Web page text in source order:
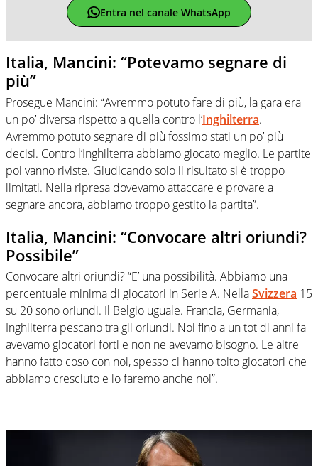
Entra nel canale WhatsApp
Italia, Mancini: “Potevamo segnare di
più”
Prosegue Mancini: “Avremmo potuto fare di più, la gara era
un po’ diversa rispetto a quella contro l’Inghilterra.
Avremmo potuto segnare di più fossimo stati un po’ più
decisi. Contro l’Inghilterra abbiamo giocato meglio. Le partite
poi vanno riviste. Giudicando solo il risultato si è troppo
limitati. Nella ripresa dovevamo attaccare e provare a
segnare ancora, abbiamo troppo gestito la partita”.
Italia, Mancini: “Convocare altri oriundi?
Possibile”
Convocare altri oriundi? “E’ una possibilità. Abbiamo una
percentuale minima di giocatori in Serie A. NellaSvizzera 15
su 20 sono oriundi. Il Belgio uguale. Francia, Germania,
Inghilterra pescano tra gli oriundi. Noi fino a un tot di anni fa
avevamo giocatori forti e non ne avevamo bisogno. Le altre
hanno fatto coso con noi, spesso ci hanno tolto giocatori che
abbiamo cresciuto e lo faremo anche noi”.